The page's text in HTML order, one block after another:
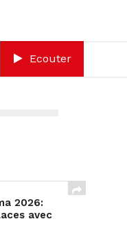
Ecouter
2026:
avec